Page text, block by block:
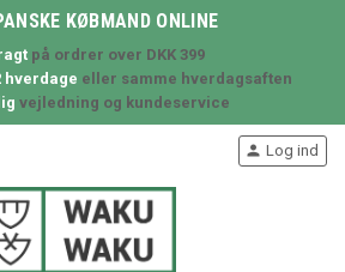
KØBMAND ONLINE
på ordrer over DKK 399
hverdage eller samme hverdagsaften
vejledning og kundeservice
 Log ind